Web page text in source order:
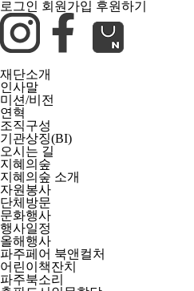
로그인 회원가입 후원하기
재단소개
인사말
미션/비전
연혁
조직구성
기관상징(BI)
오시는 길
지혜의숲
지혜의숲 소개
자원봉사
단체방문
문화행사
행사일정
올해행사
파주페어 북앤컬처
어린이책잔치
파주북소리